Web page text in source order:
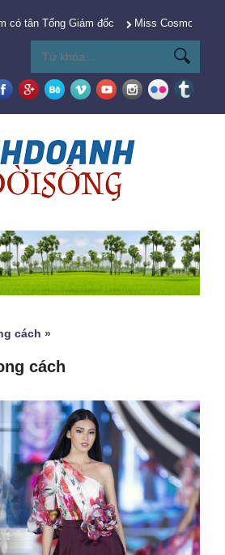
có tân Tổng Giám đốc Miss Cosmo 2025
cách »
cách